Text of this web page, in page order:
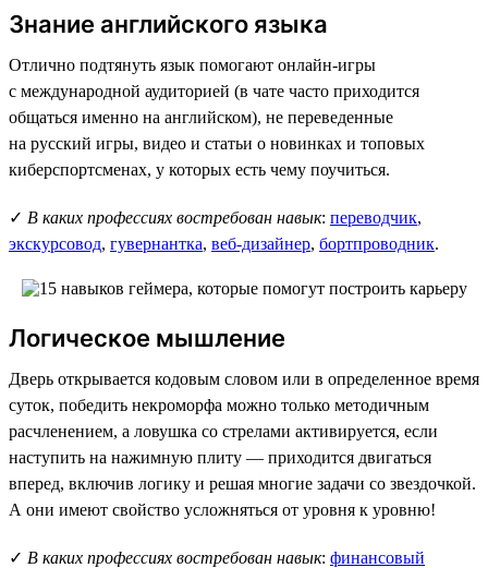
Знание английского языка
Отлично подтянуть язык помогают онлайн-игры
с международной аудиторией (в чате часто приходится
общаться именно на английском), не переведенные
на русский игры, видео и статьи о новинках и топовых
киберспортсменах, у которых есть чему поучиться.
✓ В каких профессиях востребован навык: переводчик,
экскурсовод, гувернантка, веб-дизайнер, бортпроводник.
Логическое мышление
Дверь открывается кодовым словом или в определенное время
суток, победить некроморфа можно только методичным
расчленением, а ловушка со стрелами активируется, если
наступить на нажимную плиту — приходится двигаться
вперед, включив логику и решая многие задачи со звездочкой.
А они имеют свойство усложняться от уровня к уровню!
✓ В каких профессиях востребован навык: финансовый